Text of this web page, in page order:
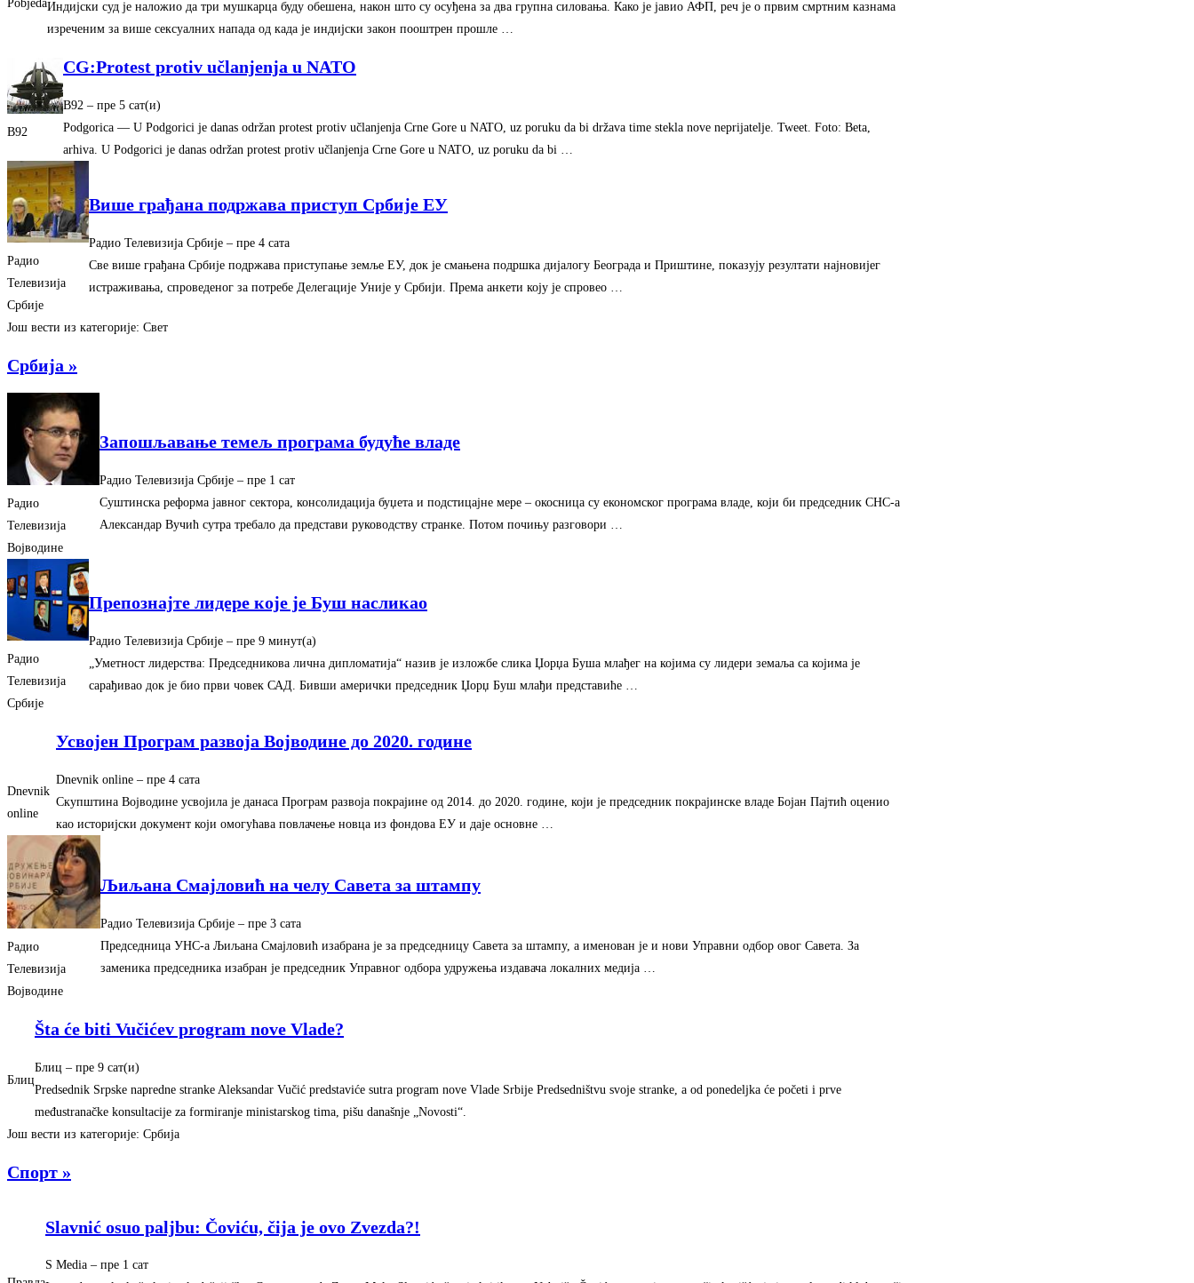
PobjedaИндијски суд је наложио да три мушкарца буду обешена, након што су осуђена за два групна силовања. Како је јавио АФП, реч је о првим смртним казнама
изреченим за више сексуалних напада од када је индијски закон пооштрен прошле …
B92
CG:Protest protiv učlanjenja u NATO
B92 – ‎пре 5 сат(и)‎
Podgorica — U Podgorici je danas održan protest protiv učlanjenja Crne Gore u NATO, uz poruku da bi država time stekla nove neprijatelje. Tweet. Foto: Beta,
arhiva. U Podgorici je danas održan protest protiv učlanjenja Crne Gore u NATO, uz poruku da bi …
Радио
Телевизија
Србије
Више грађана подржава приступ Србије ЕУ
Радио Телевизија Србије – ‎пре 4 сата‎
Све више грађана Србије подржава приступање земље ЕУ, док је смањена подршка дијалогу Београда и Приштине, показују резултати најновијег
истраживања, спроведеног за потребе Делегације Уније у Србији. Према анкети коју је спровео …
Још вести из категорије: Свет
Србија »
Радио
Телевизија
Војводине
Запошљавање темељ програма будуће владе
Радио Телевизија Србије – ‎пре 1 сат‎
Суштинска реформа јавног сектора, консолидација буџета и подстицајне мере – окосница су економског програма владе, који би председник СНС-а
Александар Вучић сутра требало да представи руководству странке. Потом почињу разговори …
Радио
Телевизија
Србије
Препознајте лидере које је Буш насликао
Радио Телевизија Србије – ‎пре 9 минут(а)‎
„Уметност лидерства: Председникова лична дипломатија“ назив је изложбе слика Џорџа Буша млађег на којима су лидери земаља са којима је
сарађивао док је био први човек САД. Бивши амерички председник Џорџ Буш млађи представиће …
Dnevnik
online
Усвојен Програм развоја Војводине до 2020. године
Dnevnik online – ‎пре 4 сата‎
Скупштина Војводине усвојила је данаса Програм развоја покрајине од 2014. до 2020. године, који је председник покрајинске владе Бојан Пајтић оценио
као историјски документ који омогућава повлачење новца из фондова ЕУ и даје основне …
Радио
Телевизија
Војводине
Љиљана Смајловић на челу Савета за штампу
Радио Телевизија Србије – ‎пре 3 сата‎
Председница УНС-а Љиљана Смајловић изабрана је за председницу Савета за штампу, а именован је и нови Управни одбор овог Савета. За
заменика председника изабран је председник Управног одбора удружења издавача локалних медија …
Блиц
Šta će biti Vučićev program nove Vlade?
Блиц – ‎пре 9 сат(и)‎
Predsednik Srpske napredne stranke Aleksandar Vučić predstaviće sutra program nove Vlade Srbije Predsedništvu svoje stranke, a od ponedeljka će početi i prve
međustranačke konsultacije za formiranje ministarskog tima, pišu današnje „Novosti“.
Још вести из категорије: Србија
Спорт »
Slavnić osuo paljbu: Čoviću, čija je ovo Zvezda?!
S Media – ‎пре 1 сат‎